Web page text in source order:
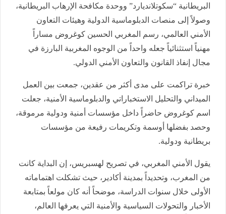
البريطانية “سكوتلانديارد” ووحدة مكافحة الإرهاب البريطانية،
وصولاً إلى منصات الدبلوماسية الدولية وهيئات التعاون
الأمني العالمي، رسم المغربي الحسين كوغروض مساراً
مهنياً استثنائياً جعله واحداً من الوجوه المغربية البارزة في
مجال إنفاذ القانون والتعاون الأمني الدولي.
خبرة تراكمت على مدى أكثر من عقدين، جمعت بين العمل
الميداني والتحليل الاستخباراتي والدبلوماسية الأمنية، جعلت
اسم كوغروض حاضراً داخل مؤسسات أمنية ودولية مرموقة،
وحصد بفضلها أوسمة وتكريمات رفيعة من مؤسسات
بريطانية ودولية.
يقول الأمني المغربي، في تصريح لهسبريس، إن البداية كانت
من المغرب، وتحديداً بمدينة أكادير، حيث تشكلت اهتماماته
الأولى خلال سنوات الدراسة، موضحاً أنه كان مولعاً بمتابعة
الأخبار والتحولات السياسية والأمنية التي يعرفها العالم،